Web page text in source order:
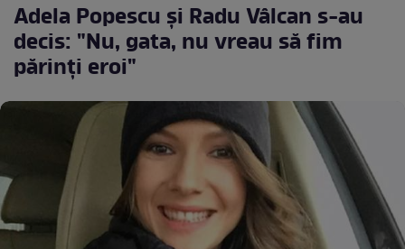
Adela Popescu şi Radu Vâlcan s-au
decis: "Nu, gata, nu vreau să fim
părinţi eroi"